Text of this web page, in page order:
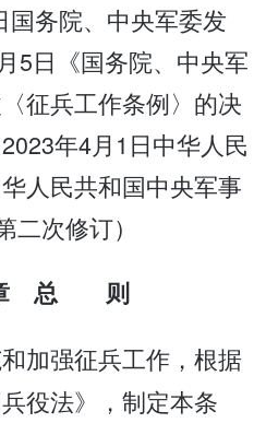
国务院、中央军委发
日《国务院、中央军
征兵工作条例〉的决
年4月1日中华人民
人民共和国中央军事
次修订）
总 则
加强征兵工作，根据
役法》，制定本条